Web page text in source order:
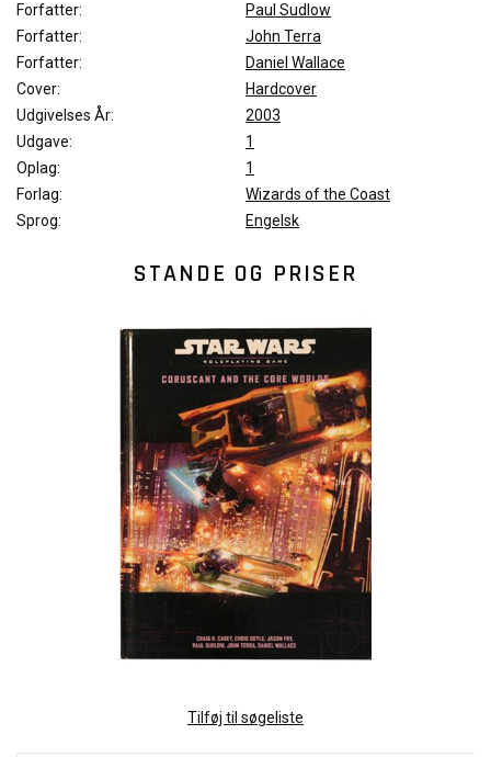
Forfatter:
Paul Sudlow
Forfatter:
John Terra
Forfatter:
Daniel Wallace
Cover:
Hardcover
Udgivelses År:
2003
Udgave:
1
Oplag:
1
Forlag:
Wizards of the Coast
Sprog:
Engelsk
STANDE OG PRISER
Tilføj til søgeliste